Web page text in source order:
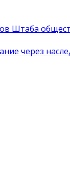
Штаба
через